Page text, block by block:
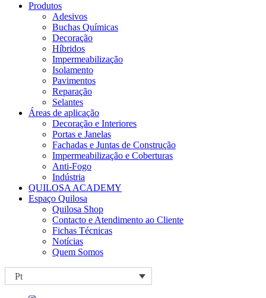
Produtos
Adesivos
Buchas Químicas
Decoração
Híbridos
Impermeabilização
Isolamento
Pavimentos
Reparação
Selantes
Áreas de aplicação
Decoração e Interiores
Portas e Janelas
Fachadas e Juntas de Construção
Impermeabilização e Coberturas
Anti-Fogo
Indústria
QUILOSA ACADEMY
Espaço Quilosa
Quilosa Shop
Contacto e Atendimento ao Cliente
Fichas Técnicas
Notícias
Quem Somos
Pt